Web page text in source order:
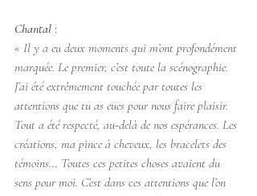
Chantal :
« Il y a eu deux moments qui m’ont profondément
marquée. Le premier, c’est toute la scénographie.
J’ai été extrêmement touchée par toutes les
attentions que tu as eues pour nous faire plaisir.
Tout a été respecté, au-delà de nos espérances. Les
créations, ma pince à cheveux, les bracelets des
témoins… Toutes ces petites choses avaient du
sens pour moi. C’est dans ces attentions que l’on